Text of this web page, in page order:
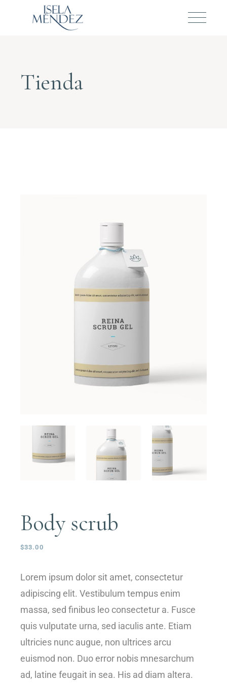
Tienda
Body scrub
$33.00
Lorem ipsum dolor sit amet, consectetur
adipiscing elit. Vestibulum tempus enim
massa, sed finibus leo consectetur a. Fusce
quis vulputate urna, sed iaculis ante. Etiam
ultricies nunc augue, non ultrices arcu
euismod non. Duo error nobis mnesarchum
ad, latine feugait in sea. His ad diam altera.